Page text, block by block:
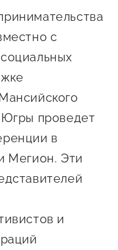
и
с
проведет
в
Мегион. Эти
и